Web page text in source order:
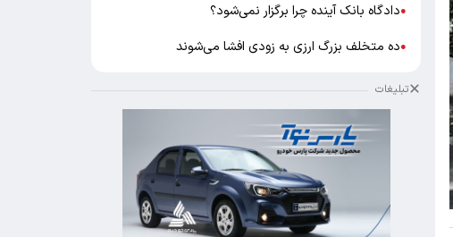
●دادگاه بانک آینده چرا برگزار نمی‌شود؟
●ده متخلف بزرگ ارزی به زودی افشا می‌شوند
تبلیغات